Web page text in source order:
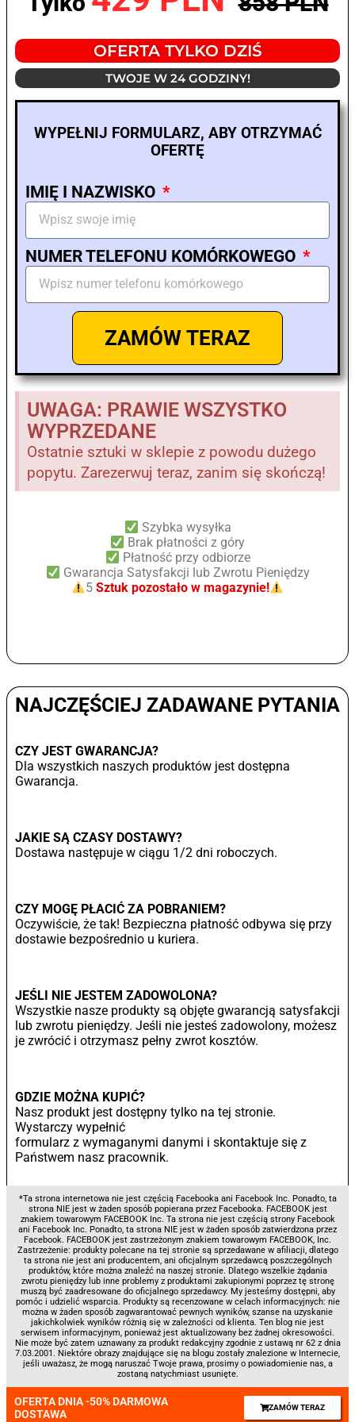
OFERTA TYLKO DZIŚ
TWOJE W 24 GODZINY!
WYPEŁNIJ FORMULARZ, ABY OTRZYMAĆ
OFERTĘ
IMIĘ I NAZWISKO
NUMER TELEFONU KOMÓRKOWEGO
ZAMÓW TERAZ
UWAGA: PRAWIE WSZYSTKO
WYPRZEDANE
Ostatnie sztuki w sklepie z powodu dużego
popytu. Zarezerwuj teraz, zanim się skończą!
Szybka wysyłka
Brak płatności z góry
Płatność przy odbiorze
Gwarancja Satysfakcji lub Zwrotu Pieniędzy
5 Sztuk pozostało w magazynie!
NAJCZĘŚCIEJ ZADAWANE PYTANIA
CZY JEST GWARANCJA?
Dla wszystkich naszych produktów jest dostępna
Gwarancja.
JAKIE SĄ CZASY DOSTAWY?
Dostawa następuje w ciągu 1/2 dni roboczych.
CZY MOGĘ PŁACIĆ ZA POBRANIEM?
Oczywiście, że tak! Bezpieczna płatność odbywa się przy
dostawie bezpośrednio u kuriera.
JEŚLI NIE JESTEM ZADOWOLONA?
Wszystkie nasze produkty są objęte gwarancją satysfakcji
lub zwrotu pieniędzy. Jeśli nie jesteś zadowolony, możesz
je zwrócić i otrzymasz pełny zwrot kosztów.
GDZIE MOŻNA KUPIĆ?
Nasz produkt jest dostępny tylko na tej stronie.
Wystarczy wypełnić
formularz z wymaganymi danymi i skontaktuje się z
Państwem nasz pracownik.
*Ta strona internetowa nie jest częścią Facebooka ani Facebook Inc. Ponadto, ta
strona NIE jest w żaden sposób popierana przez Facebooka. FACEBOOK jest
znakiem towarowym FACEBOOK Inc. Ta strona nie jest częścią strony Facebook
ani Facebook Inc. Ponadto, ta strona NIE jest w żaden sposób zatwierdzona przez
Facebook. FACEBOOK jest zastrzeżonym znakiem towarowym FACEBOOK, Inc.
Zastrzeżenie: produkty polecane na tej stronie są sprzedawane w afiliacji, dlatego
ta strona nie jest ani producentem, ani oficjalnym sprzedawcą poszczególnych
produktów, które można znaleźć na naszej stronie. Dlatego wszelkie żądania
zwrotu pieniędzy lub inne problemy z produktami zakupionymi poprzez tę stronę
muszą być zaadresowane do oficjalnego sprzedawcy. My jesteśmy dostępni, aby
pomóc i udzielić wsparcia. Produkty są recenzowane w celach informacyjnych: nie
można w żaden sposób zagwarantować pewnych wyników, szanse na uzyskanie
jakichkolwiek wyników różnią się w zależności od klienta. Ten blog nie jest
serwisem informacyjnym, ponieważ jest aktualizowany bez żadnej okresowości.
Nie może być zatem uznawany za produkt redakcyjny zgodnie z ustawą nr 62 z dnia
7.03.2001. Niektóre obrazy znajdujące się na blogu zostały znalezione w Internecie,
jeśli uważasz, że mogą naruszać Twoje prawa, prosimy o powiadomienie nas, a
zostaną natychmiast usunięte.
OFERTA DNIA -50% DARMOWA
DOSTAWA
ZAMÓW TERAZ